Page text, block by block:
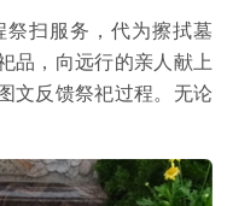
扫服务，代为擦拭墓
品，向远行的亲人献上
文反馈祭祀过程。无论